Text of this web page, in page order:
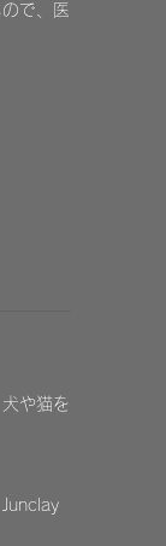
で、医
や猫を